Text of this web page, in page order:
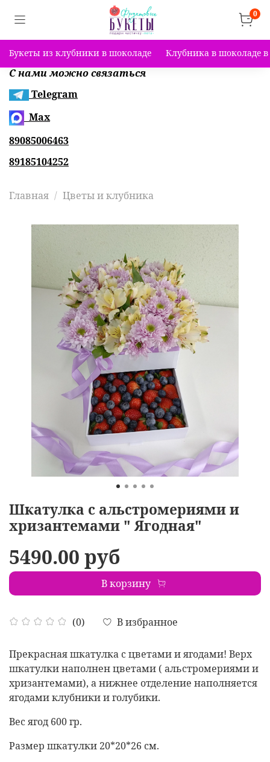
0
Букеты из клубники в шоколаде Клубника в шоколаде в
С нами можно связаться
Telegram
Max
89085006463
89185104252
Главная Цветы и клубника
Шкатулка с альстромериями и
хризантемами " Ягодная"
(0) В избранное
5490.00 руб
В корзину
Прекрасная шкатулка с цветами и ягодами! Верх
шкатулки наполнен цветами ( альстромериями и
хризантемами), а нижнее отделение наполняется
ягодами клубники и голубики.
Вес ягод 600 гр.
Размер шкатулки 20*20*26 см.